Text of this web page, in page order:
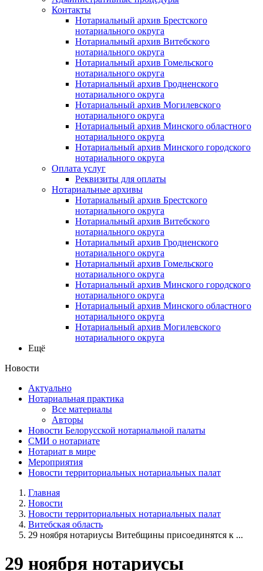
Контакты
Нотариальный архив Брестского
нотариального округа
Нотариальный архив Витебского
нотариального округа
Нотариальный архив Гомельского
нотариального округа
Нотариальный архив Гродненского
нотариального округа
Нотариальный архив Могилевского
нотариального округа
Нотариальный архив Минского областного
нотариального округа
Нотариальный архив Минского городского
нотариального округа
Оплата услуг
Реквизиты для оплаты
Нотариальные архивы
Нотариальный архив Брестского
нотариального округа
Нотариальный архив Витебского
нотариального округа
Нотариальный архив Гродненского
нотариального округа
Нотариальный архив Гомельского
нотариального округа
Нотариальный архив Минского городского
нотариального округа
Нотариальный архив Минского областного
нотариального округа
Нотариальный архив Могилевского
нотариального округа
Ещё
Новости
Актуально
Нотариальная практика
Все материалы
Авторы
Новости Белорусской нотариальной палаты
СМИ о нотариате
Нотариат в мире
Мероприятия
Новости территориальных нотариальных палат
Главная
Новости
Новости территориальных нотариальных палат
Витебская область
29 ноября нотариусы Витебщины присоединятся к ...
29 ноября нотариусы